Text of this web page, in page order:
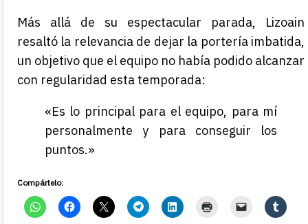
Más allá de su espectacular parada, Lizoain
resaltó la relevancia de dejar la portería imbatida,
un objetivo que el equipo no había podido alcanzar
con regularidad esta temporada:
«Es lo principal para el equipo, para mí
personalmente y para conseguir los
puntos.»
Compártelo: